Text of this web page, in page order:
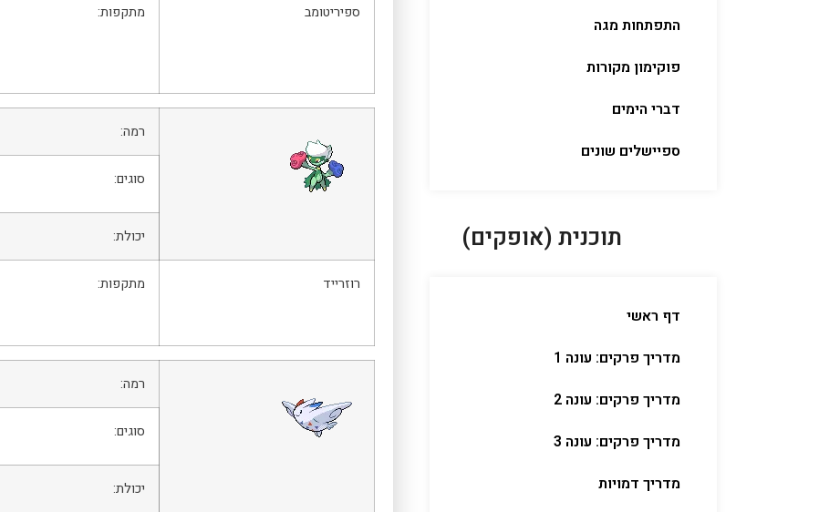
התפתחות מגה
פוקימון מקורות
דברי הימים
ספיישלים שונים
תוכנית (אופקים)
דף ראשי
מדריך פרקים: עונה 1
מדריך פרקים: עונה 2
מדריך פרקים: עונה 3
מדריך דמויות
ספיריטומב מתקפות:
רמה:
סוגים:
יכולת:
רוזרייד מתקפות:
רמה:
סוגים:
יכולת: